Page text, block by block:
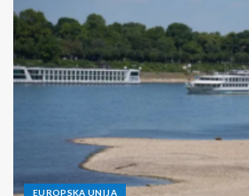
EUROPSKA UNIJA